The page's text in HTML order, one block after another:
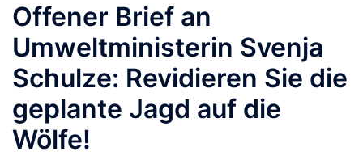
Offener Brief an
Umweltministerin Svenja
Schulze: Revidieren Sie die
geplante Jagd auf die
Wölfe!